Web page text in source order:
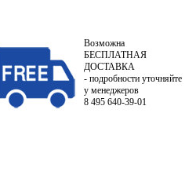
Возможна
БЕСПЛАТНАЯ
ДОСТАВКА
- подробности уточняйте
у менеджеров
8 495 640-39-01